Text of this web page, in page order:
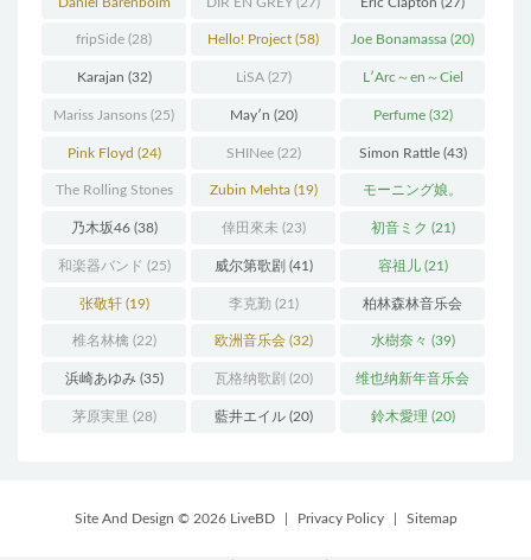
(37)
fripSide (28) Hello! Project (58) Joe Bonamassa (20)
Karajan (32) LiSA(27) L′Arc～en～Ciel
(41)
Mariss Jansons (25) May′n (20) Perfume(32)
Pink Floyd (24) SHINee(22) Simon Rattle(43)
The Rolling Stones
(30)
Zubin Mehta(19) モーニング娘。
(27)
乃木坂46(38) 倖田來未 (23) 初音ミク (21)
和楽器バンド (25) 威尔第歌剧 (41) 容祖儿(21)
张敬轩(19) 李克勤 (21) 柏林森林音乐会
(22)
椎名林檎 (22) 欧洲音乐会(32) 水樹奈々 (39)
浜崎あゆみ(35) 瓦格纳歌剧 (20) 维也纳新年音乐会
(19)
茅原実里 (28) 藍井エイル(20) 鈴木愛理 (20)
Site And Design © 2026 LiveBD Privacy Policy Sitemap